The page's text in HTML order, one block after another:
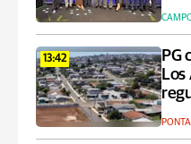
13:42
PG
Los